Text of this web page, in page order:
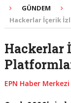
GÜNDEM
Hackerlar İçerik
Hackerlar
EPN Haber Merkezi